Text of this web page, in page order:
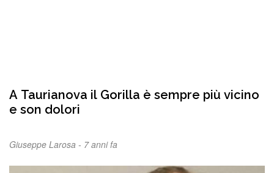
A Taurianova il Gorilla è sempre più vicino
e son dolori
Giuseppe Larosa - 7 anni fa